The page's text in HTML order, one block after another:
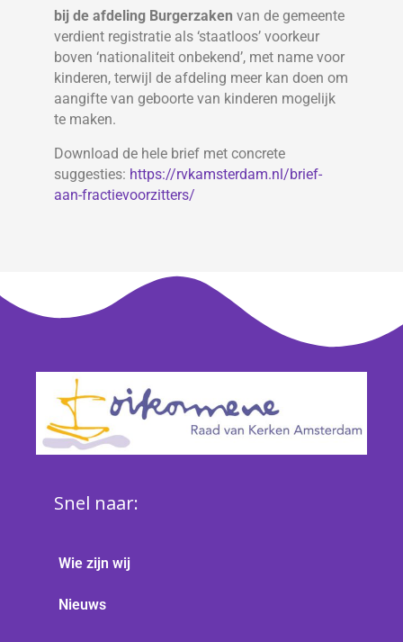
bij de afdeling Burgerzaken van de gemeente
verdient registratie als ‘staatloos’ voorkeur
boven ‘nationaliteit onbekend’, met name voor
kinderen, terwijl de afdeling meer kan doen om
aangifte van geboorte van kinderen mogelijk
te maken.
Download de hele brief met concrete
suggesties: https://rvkamsterdam.nl/brief-
aan-fractievoorzitters/
Snel naar:
Wie zijn wij
Nieuws